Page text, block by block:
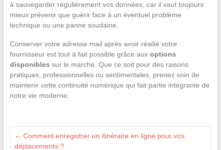
à sauvegarder régulièrement vos données, car il vaut toujours
mieux prévenir que guérir face à un éventuel problème
technique ou une panne soudaine.
Conserver votre adresse mail après avoir résilié votre
fournisseur est tout à fait possible grâce aux options
disponibles sur le marché. Que ce soit pour des raisons
pratiques, professionnelles ou sentimentales, prenez soin de
maintenir cette continuité numérique qui fait partie intégrante de
notre vie moderne.
← Comment enregistrer un itinéraire en ligne pour vos
déplacements ?